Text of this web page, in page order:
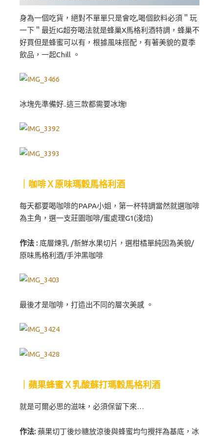
身為一個吃貨，絕對不單單只是會吃,喝個飲料必須＂玩
一下＂最近IG超夯喝法就是蜂巢X馬格利酒特調，蜂巢不
好買但是蜂蜜可以有，根據風味搭配，有著美貌的夏季
飲品，一起Chill 。
冰塊先準備好..這三款都需要冰塊!
｜咖啡Ｘ原味瑪穀馬格利酒
每天都要喝咖啡的PAPA小姐，第一杯特調當然就選咖啡
為主角，選一支莊園咖啡/蜜處理G1(淺焙)
作法 : 底層煉乳 /新鮮水果切片，選柑橘單純因為美貌/
原味馬格利酒/手沖黑咖啡
最後才是咖啡，打造出不同的層次美感 。
｜蘋果蜂蜜Ｘ乳酸蘇打瑪穀馬格利酒
就是可爾必思的滋味，必須保留下來…
作法: 蘋果切丁後炒糖放涼後與蜂蜜均勻攪拌為基底，冰